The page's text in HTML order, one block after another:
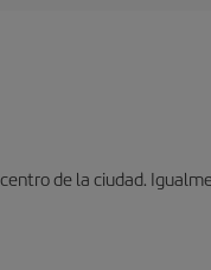
de la ciudad.